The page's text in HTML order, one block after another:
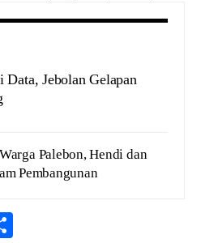
Data, Jebolan Gelapan
Palebon, Hendi dan
Pembangunan